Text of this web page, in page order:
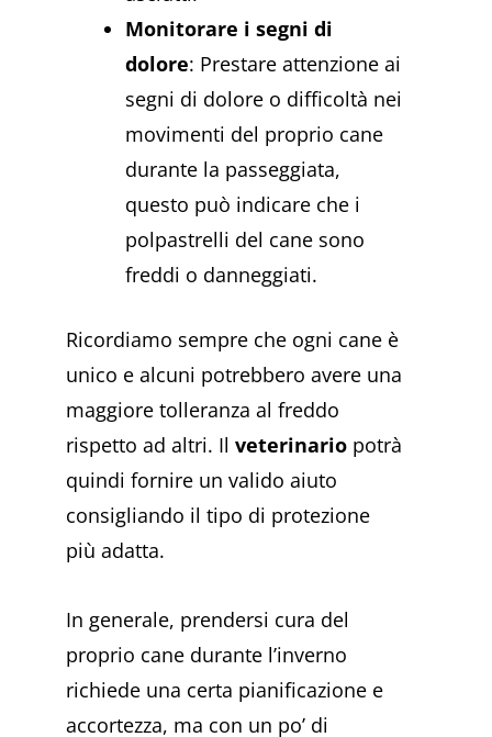
Monitorare i segni di
dolore: Prestare attenzione ai
segni di dolore o difficoltà nei
movimenti del proprio cane
durante la passeggiata,
questo può indicare che i
polpastrelli del cane sono
freddi o danneggiati.
Ricordiamo sempre che ogni cane è
unico e alcuni potrebbero avere una
maggiore tolleranza al freddo
rispetto ad altri. Il veterinario potrà
quindi fornire un valido aiuto
consigliando il tipo di protezione
più adatta.
In generale, prendersi cura del
proprio cane durante l’inverno
richiede una certa pianificazione e
accortezza, ma con un po’ di